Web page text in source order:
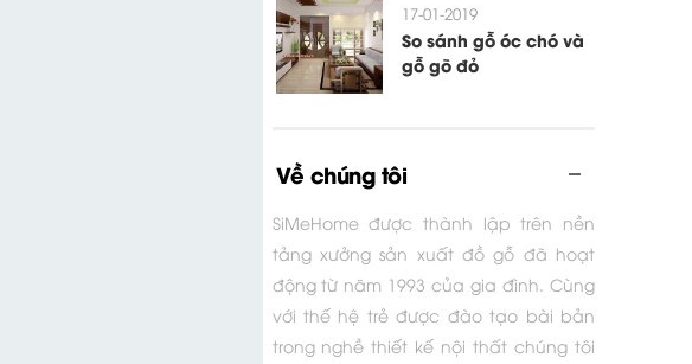
17-01-2019
So sánh gỗ óc chó và
gỗ gõ đỏ
Về chúng tôi
SiMeHome được thành lập trên nền
tảng xưởng sản xuất đồ gỗ đã hoạt
động từ năm 1993 của gia đình. Cùng
với thế hệ trẻ được đào tạo bài bản
trong nghề thiết kế nội thất chúng tôi